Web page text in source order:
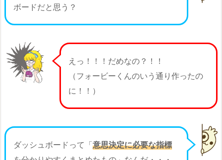
ボードだと思う？
えっ！！！だめなの？！！
（フォービーくんのいう通り作ったの
に！！）
ダッシュボードって「意思決定に必要な指標